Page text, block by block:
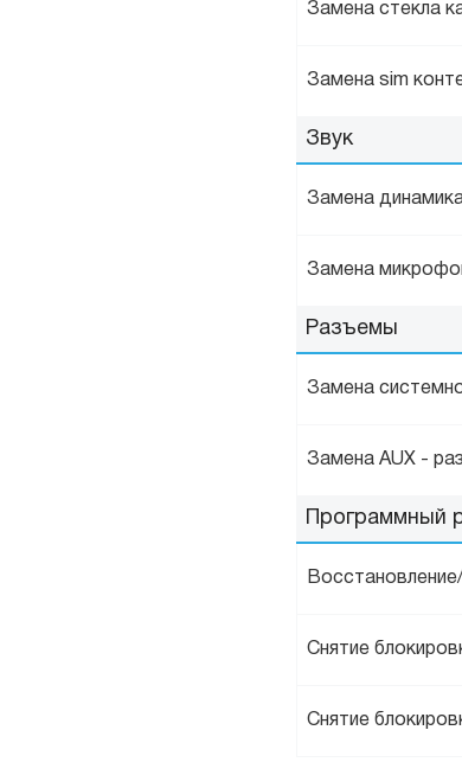
Замена стекла
Замена sim
Звук
Замена
Замена
Разъемы
Замена
Замена AUX -
Программный
Снятие
Снятие